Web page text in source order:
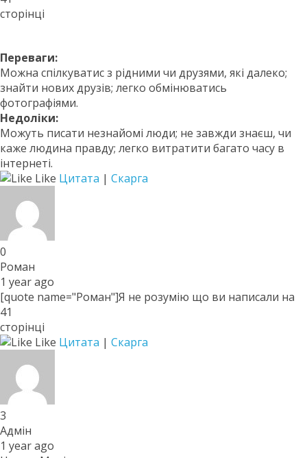
сторінці
Переваги:
Можна спілкуватис з рідними чи друзями, які далеко;
знайти нових друзів; легко обмінюватись
фотографіями.
Недоліки:
Можуть писати незнайомі люди; не завжди знаєш, чи
каже людина правду; легко витратити багато часу в
інтернеті.
Like Цитата | Скарга
0
Роман
1 year ago
[quote name="Роман"]Я не розумію що ви написали на
41
сторінці
Like Цитата | Скарга
3
Адмін
1 year ago